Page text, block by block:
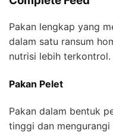
Pakan lengkap yang
dalam satu ransum
nutrisi lebih terkontrol.
Pakan Pelet
Pakan dalam bentuk
tinggi dan mengurangi